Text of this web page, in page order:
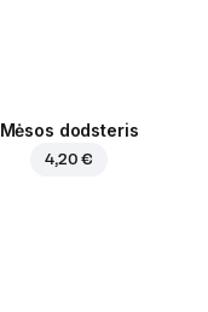
Mėsos dodsteris
4,20 €